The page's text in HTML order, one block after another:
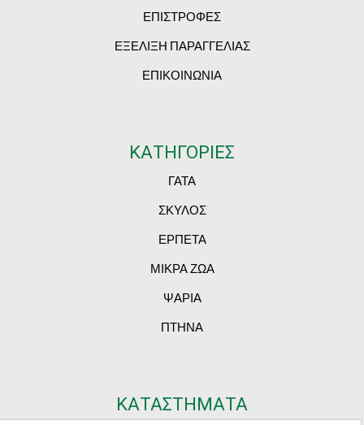
ΕΠΙΣΤΡΟΦΕΣ
ΕΞΕΛΙΞΗ ΠΑΡΑΓΓΕΛΙΑΣ
ΕΠΙΚΟΙΝΩΝΙΑ
ΚΑΤΗΓΟΡΙΕΣ
ΓΑΤΑ
ΣΚΥΛΟΣ
ΕΡΠΕΤΑ
ΜΙΚΡΑ ΖΩΑ
ΨΑΡΙΑ
ΠΤΗΝΑ
ΚΑΤΑΣΤΗΜΑΤΑ